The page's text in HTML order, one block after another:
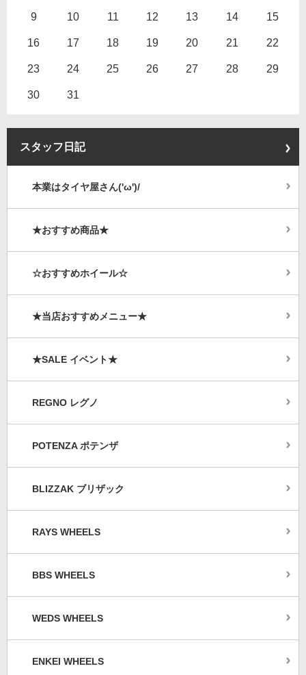
9 10 11 12 13 14 15
16 17 18 19 20 21 22
23 24 25 26 27 28 29
30 31
スタッフ日記
本業はタイヤ屋さん('ω')/
★おすすめ商品★
☆おすすめホイール☆
★当店おすすめメニュー★
★SALE イベント★
REGNO レグノ
POTENZA ポテンザ
BLIZZAK ブリザック
RAYS WHEELS
BBS WHEELS
WEDS WHEELS
ENKEI WHEELS